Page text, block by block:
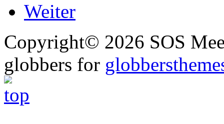
Weiter
Copyright© 2026 SOS
globbers for